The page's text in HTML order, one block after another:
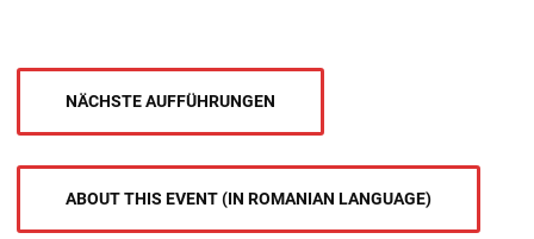
NÄCHSTE AUFFÜHRUNGEN
ABOUT THIS EVENT (IN ROMANIAN LANGUAGE)